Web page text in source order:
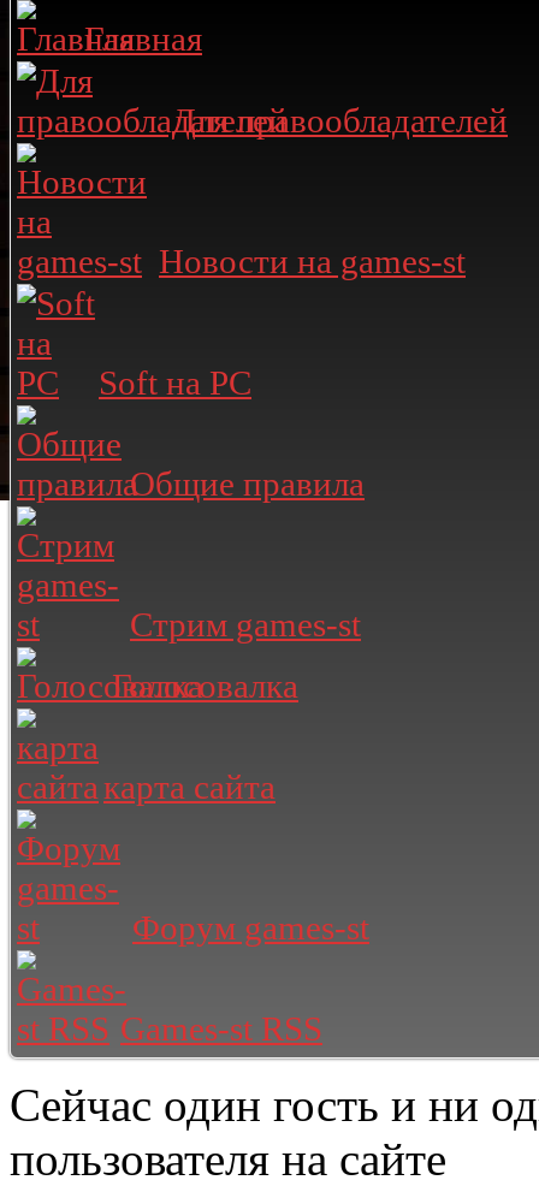
Главная
Для правообладателей
Новости на games-st
Soft на PC
Общие правила
Стрим games-st
Голосовалка
карта сайта
Форум games-st
Games-st RSS
Сейчас один гость и ни
пользователя на сайте